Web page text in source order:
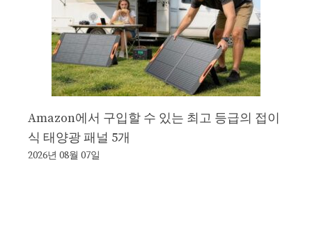
Amazon에서 구입할 수 있는 최고 등급의 접이
식 태양광 패널 5개
2026년 08월 07일